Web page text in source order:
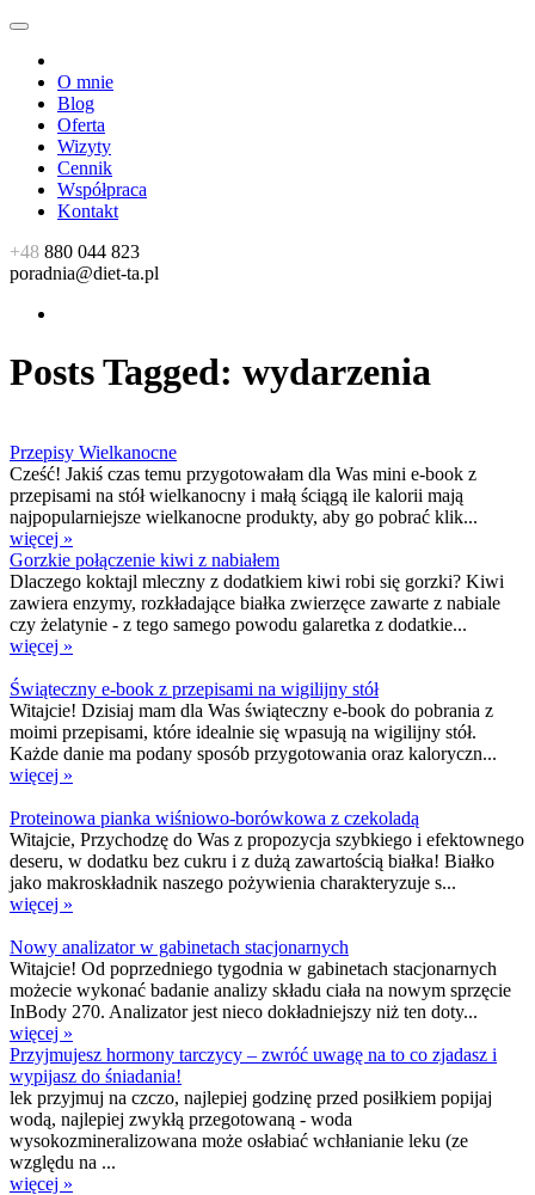
O mnie
Blog
Oferta
Wizyty
Cennik
Współpraca
Kontakt
+48 880 044 823
poradnia@diet-ta.pl
Posts Tagged: wydarzenia
Przepisy Wielkanocne
Cześć! Jakiś czas temu przygotowałam dla Was mini e-book z
przepisami na stół wielkanocny i małą ściągą ile kalorii mają
najpopularniejsze wielkanocne produkty, aby go pobrać klik...
więcej »
Gorzkie połączenie kiwi z nabiałem
Dlaczego koktajl mleczny z dodatkiem kiwi robi się gorzki? Kiwi
zawiera enzymy, rozkładające białka zwierzęce zawarte z nabiale
czy żelatynie - z tego samego powodu galaretka z dodatkie...
więcej »
Świąteczny e-book z przepisami na wigilijny stół
Witajcie! Dzisiaj mam dla Was świąteczny e-book do pobrania z
moimi przepisami, które idealnie się wpasują na wigilijny stół.
Każde danie ma podany sposób przygotowania oraz kaloryczn...
więcej »
Proteinowa pianka wiśniowo-borówkowa z czekoladą
Witajcie, Przychodzę do Was z propozycja szybkiego i efektownego
deseru, w dodatku bez cukru i z dużą zawartością białka! Białko
jako makroskładnik naszego pożywienia charakteryzuje s...
więcej »
Nowy analizator w gabinetach stacjonarnych
Witajcie! Od poprzedniego tygodnia w gabinetach stacjonarnych
możecie wykonać badanie analizy składu ciała na nowym sprzęcie
InBody 270. Analizator jest nieco dokładniejszy niż ten doty...
więcej »
Przyjmujesz hormony tarczycy – zwróć uwagę na to co zjadasz i
wypijasz do śniadania!
lek przyjmuj na czczo, najlepiej godzinę przed posiłkiem popijaj
wodą, najlepiej zwykłą przegotowaną - woda
wysokozmineralizowana może osłabiać wchłanianie leku (ze
względu na ...
więcej »